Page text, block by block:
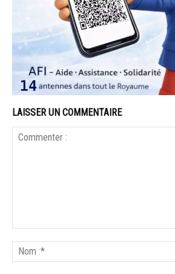
LAISSER UN COMMENTAIRE